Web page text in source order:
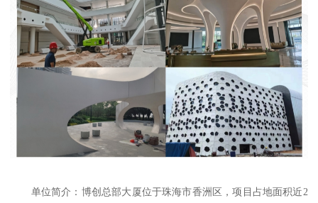
单位简介：博创总部大厦位于珠海市香洲区，项目占地面积近2